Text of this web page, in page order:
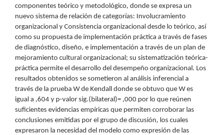
componentes teórico y metodológico, donde se expresa un
nuevo sistema de relación de categorías: Involucramiento
organizacional y Consistencia organizacional desde lo teórico, así
como su propuesta de implementación práctica a través de fases
de diagnóstico, diseño, e implementación a través de un plan de
mejoramiento cultural organizacional; su sistematización teórica-
práctica permite el desarrollo del desempeño organizacional. Los
resultados obtenidos se sometieron al análisis inferencial a
través de la prueba W de Kendall donde se obtuvo que W es
igual a ,604 y p-valor sig.(bilateral)= ,000 por lo que reúnen
suficientes evidencias empíricas que permiten corroborar las
conclusiones emitidas por el grupo de discusión, los cuales
expresaron la necesidad del modelo como expresión de las